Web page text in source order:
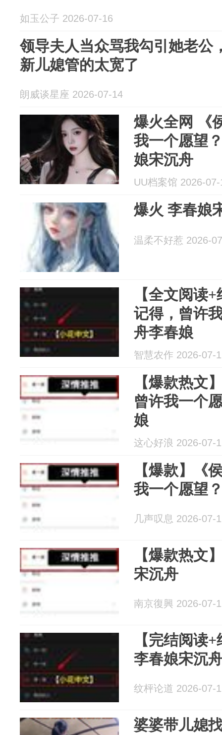
如玉公子 2026-07-16
领导夫人当众骂我勾引她老公
新儿媳管的太宽了
朗威谈星座 2026-07-14
爆火全网 《
我一个愿望
娘宋沉舟
UU档案馆 2026-07-
爆火 李
温柔不好惹 2026-
【全文阅读
记得，曾许
舟李春娘
智慧农作 2026-07-
【爆款热文
曾许我一个
娘
这心好浪 2026-07-
【爆款】《
我一个愿望
几声叹息 2026-07-
【爆款热文
宋沉舟
南京復興 2026-07-
【完结阅读
李春娘宋沉
纹枰论道 2026-07-
婆婆带儿媳